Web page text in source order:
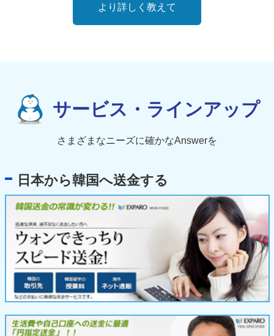
より詳しく教えて
サービス・ラインアップ
さまざまなニーズに確かなAnswerを
日本から韓国へ送金する